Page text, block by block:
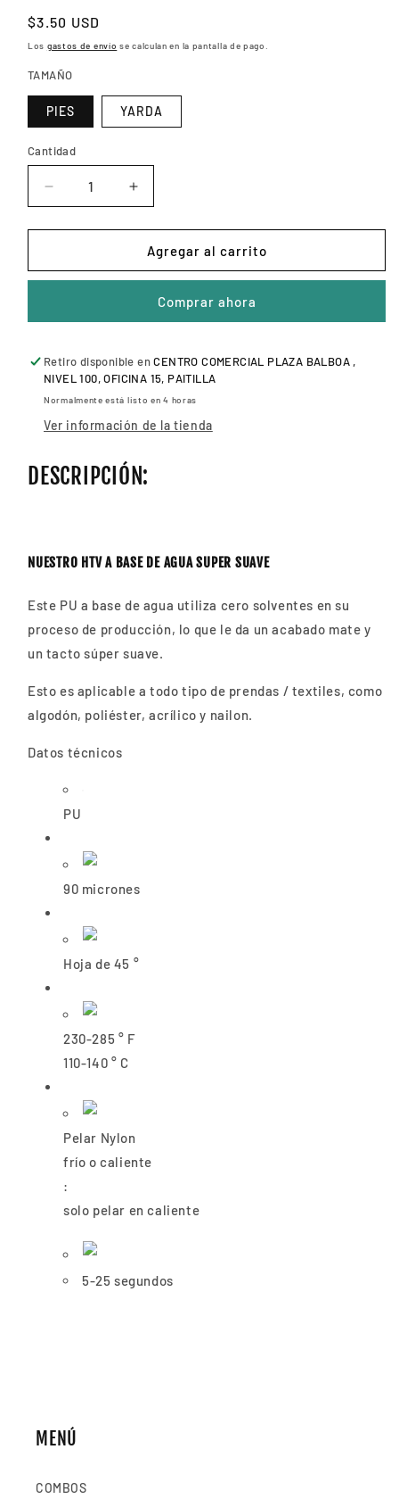
Precio
habitual
$3.50 USD
Los gastos de envío se calculan en la pantalla de pago.
TAMAÑO
PIES YARDA
Cantidad
Reducir
cantidad
para
TEXTIL
NEÓN
Aumentar
cantidad
para
VINIL
TEXTIL
VERDE
NEÓN
Agregar al carrito
Comprar ahora
Retiro disponible enCENTRO COMERCIAL PLAZA BALBOA ,
NIVEL 100, OFICINA 15, PAITILLA
Normalmente está listo en 4 horas
Ver información de la tienda
DESCRIPCIÓN:
NUESTRO HTV A BASE DE AGUA SUPER SUAVE
Este PU a base de agua utiliza cero solventes en su
proceso de producción, lo que le da un acabado mate y
un tacto súper suave.
Esto es aplicable a todo tipo de prendas / textiles, como
algodón, poliéster, acrílico y nailon.
Datos técnicos
PU
90 micrones
Hoja de 45 °
230-285 ° F
110-140 ° C
Pelar Nylon
frío o caliente
:
solo pelar en caliente
5-25 segundos
MENÚ
COMBOS